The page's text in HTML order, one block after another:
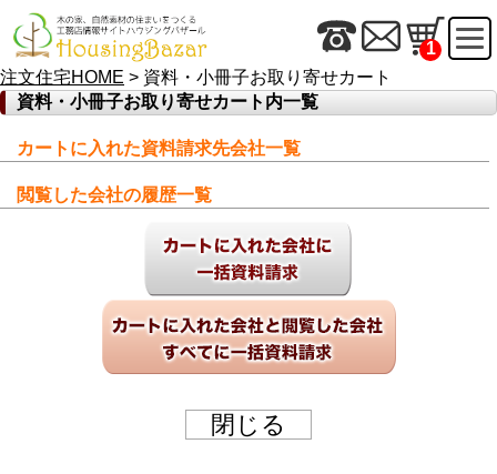
1
注文住宅HOME > 資料・小冊子お取り寄せカート
資料・小冊子お取り寄せカート内一覧
カートに入れた資料請求先会社一覧
閲覧した会社の履歴一覧